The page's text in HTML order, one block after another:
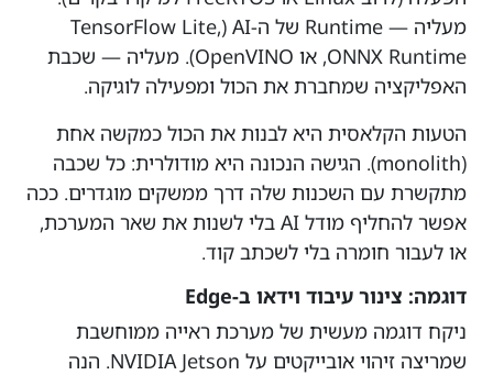
מעליה — Runtime של ה-AI (TensorFlow Lite,
ONNX Runtime, או OpenVINO). מעליה — שכבת
האפליקציה שמחברת את הכול ומפעילה לוגיקה.
הטעות הקלאסית היא לבנות את הכול כמקשה אחת
(monolith). הגישה הנכונה היא מודולרית: כל שכבה
מתקשרת עם השכנות שלה דרך ממשקים מוגדרים. ככה
אפשר להחליף מודל AI בלי לשנות את שאר המערכת,
או לעבור חומרה בלי לשכתב קוד.
דוגמה: צינור עיבוד וידאו ב-Edge
ניקח דוגמה מעשית של מערכת ראייה ממוחשבת
שמריצה זיהוי אובייקטים על NVIDIA Jetson. הנה